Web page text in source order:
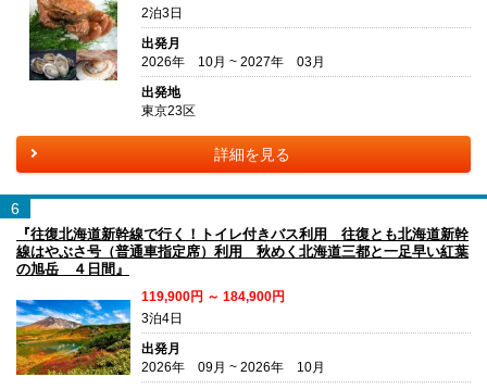
2泊3日
出発月
2026年 10月 ~ 2027年 03月
出発地
東京23区
詳細を見る
6
『往復北海道新幹線で行く！トイレ付きバス利用 往復とも北海道新幹
線はやぶさ号（普通車指定席）利用 秋めく北海道三都と一足早い紅葉
の旭岳 ４日間』
119,900円 ～ 184,900円
3泊4日
出発月
2026年 09月 ~ 2026年 10月